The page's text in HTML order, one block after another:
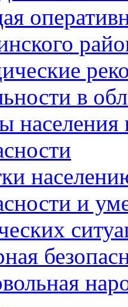
в
и